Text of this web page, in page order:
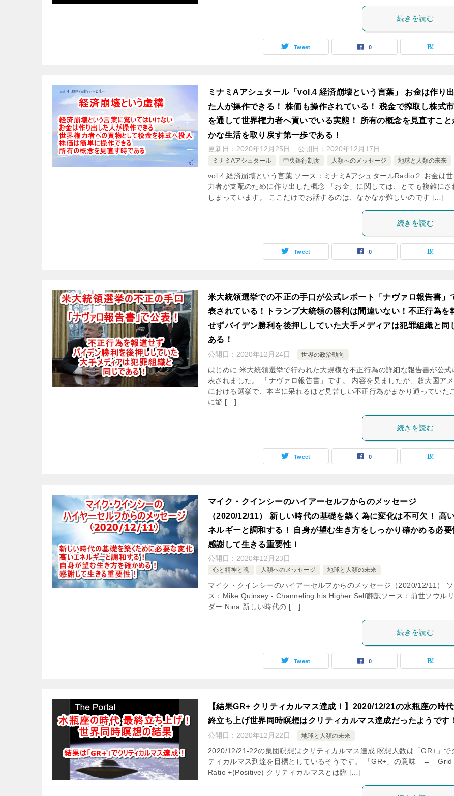
続きを読む
Tweet 0
ミナミAアシュタール「vol.4 経済崩壊という言葉」 お金は作り
た人が操作できる！ 株価も操作されている！ 税金で搾取し株式
を通して世界権力者へ貢いでいる実態！ 所有の概念を見直すこと
かな生活を取り戻す第一歩である！
更新日： 2020年12月25日 公開日： 2020年12月17日
ミナミAアシュタール 中央銀行制度 人類へのメッセージ 地球と人類の未来
vol.4 経済崩壊という言葉 ソース：ミナミAアシュタールRadio２ お金は
力者が支配のために作り出した概念 「お金」に関しては、とても複雑にさ
しまっています。 ここだけでお話するのは、なかなか難しいのです […]
続きを読む
Tweet 0
米大統領選挙での不正の手口が公式レポート「ナヴァロ報告書」
表されている！トランプ大統領の勝利は間違いない！不正行為を
せずバイデン勝利を後押ししていた大手メディアは犯罪組織と同
ある！
公開日： 2020年12月24日 世界の政治動向
はじめに 米大統領選挙で行われた大規模な不正行為の詳細な報告書が公式
表されました。 「ナヴァロ報告書」です。 内容を見ましたが、超大国ア
における選挙で、本当に呆れるほど見苦しい不正行為がまかり通っていた
に驚 […]
続きを読む
Tweet 0
マイク・クインシーのハイアーセルフからのメッセージ
（2020/12/11） 新しい時代の基礎を築く為に変化は不可欠！ 高
ネルギーと調和する！ 自身が望む生き方をしっかり確かめる必要
感謝して生きる重要性！
公開日： 2020年12月23日
心と精神と魂 人類へのメッセージ 地球と人類の未来
マイク・クインシーのハイアーセルフからのメッセージ（2020/12/11）
ス：Mike Quinsey - Channeling his Higher Self翻訳ソース：前世ソウル
ダー Nina 新しい時代の […]
続きを読む
Tweet 0
【結果GR+ クリティカルマス達成！】2020/12/21の水瓶座の時
終立ち上げ世界同時瞑想はクリティカルマス達成だったようです
公開日： 2020年12月22日 地球と人類の未来
2020/12/21-22の集団瞑想はクリティカルマス達成 瞑想人数は「GR+」で
ティカルマス到達を目標としているそうです。 「GR+」の意味 → Grid
Ratio +(Positive) クリティカルマスとは臨 […]